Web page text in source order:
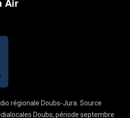
régionale Doubs-Jura. Source
Doubs, période septembre